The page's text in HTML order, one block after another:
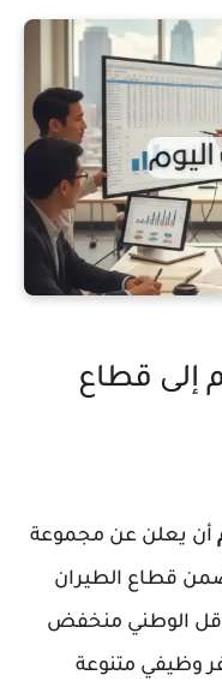
إلى قطاع
أن يعلن عن مجموعة
قطاع الطيران
الوطني منخفض
وظيفي متنوعة